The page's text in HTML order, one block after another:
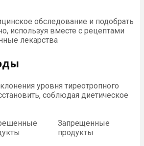
обследование и подобрать
используя вместе с рецептами
лекарства
уровня тиреотропного
соблюдая диетическое
Запрещенные
продукты